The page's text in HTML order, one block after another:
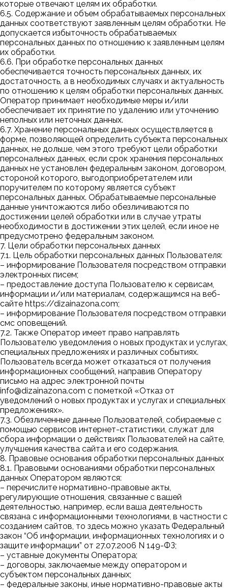
которые отвечают целям их обработки.
6.5. Содержание и объем обрабатываемых персональных
данных соответствуют заявленным целям обработки. Не
допускается избыточность обрабатываемых
персональных данных по отношению к заявленным целям
их обработки.
6.6. При обработке персональных данных
обеспечивается точность персональных данных, их
достаточность, а в необходимых случаях и актуальность
по отношению к целям обработки персональных данных.
Оператор принимает необходимые меры и/или
обеспечивает их принятие по удалению или уточнению
неполных или неточных данных.
6.7. Хранение персональных данных осуществляется в
форме, позволяющей определить субъекта персональных
данных, не дольше, чем этого требуют цели обработки
персональных данных, если срок хранения персональных
данных не установлен федеральным законом, договором,
стороной которого, выгодоприобретателем или
поручителем по которому является субъект
персональных данных. Обрабатываемые персональные
данные уничтожаются либо обезличиваются по
достижении целей обработки или в случае утраты
необходимости в достижении этих целей, если иное не
предусмотрено федеральным законом.
7. Цели обработки персональных данных
7.1. Цель обработки персональных данных Пользователя:
– информирование Пользователя посредством отправки
электронных писем;
– предоставление доступа Пользователю к сервисам,
информации и/или материалам, содержащимся на веб-
сайте https://dizainazona.com;
– информирование Пользователя посредством отправки
смс оповещений.
7.2. Также Оператор имеет право направлять
Пользователю уведомления о новых продуктах и услугах,
специальных предложениях и различных событиях.
Пользователь всегда может отказаться от получения
информационных сообщений, направив Оператору
письмо на адрес электронной почты
info@dizainazona.com с пометкой «Отказ от
уведомлений о новых продуктах и услугах и специальных
предложениях».
7.3. Обезличенные данные Пользователей, собираемые с
помощью сервисов интернет-статистики, служат для
сбора информации о действиях Пользователей на сайте,
улучшения качества сайта и его содержания.
8. Правовые основания обработки персональных данных
8.1. Правовыми основаниями обработки персональных
данных Оператором являются:
– перечислите нормативно-правовые акты,
регулирующие отношения, связанные с вашей
деятельностью, например, если ваша деятельность
связана с информационными технологиями, в частности с
созданием сайтов, то здесь можно указать Федеральный
закон “Об информации, информационных технологиях и о
защите информации” от 27.07.2006 N 149-ФЗ;
– уставные документы Оператора;
– договоры, заключаемые между оператором и
субъектом персональных данных;
– федеральные законы, иные нормативно-правовые акты